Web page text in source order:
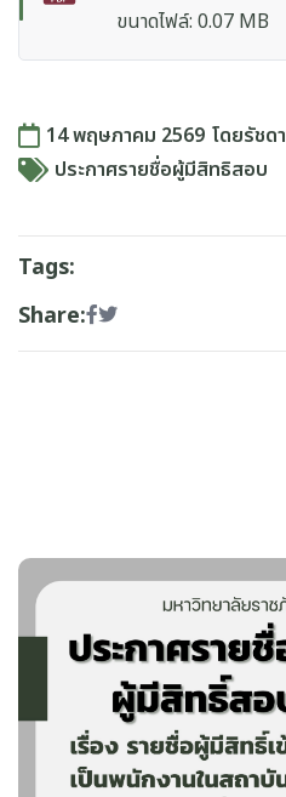
ขนาดไฟล์: 0.07 MB
14 พฤษภาคม 2569 โดยรัชด
ประกาศรายชื่อผู้มีสิทธิสอบ
Tags:
Share: